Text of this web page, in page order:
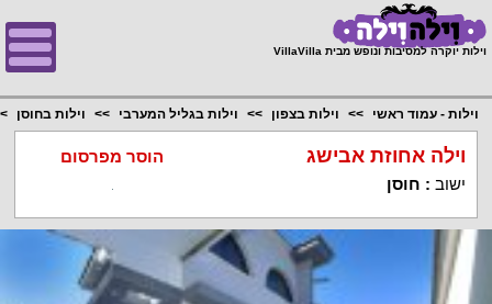
וילות יוקרה למסיבות ונופש מבית VillaVilla
וילות - עמוד ראשי וילות בצפון וילות בגליל המערבי וילות בחוסן
וילה אחוזת אבישג
ישוב : חוסן
הוסר מפרסום